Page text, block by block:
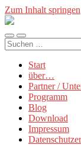
Zum Inhalt springen
Münchner
Mobile-
Menü
Suchfeld
ein-/ausblenden
Suchen
nach:
Start
über…
Partner /
Programm
Blog
Download
Impressum